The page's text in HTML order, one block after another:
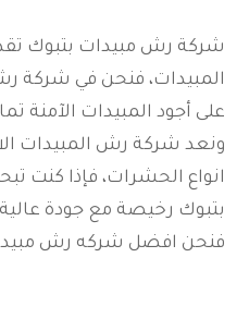
شركة رش مبيدات بتبوك
المبيدات، فنحن في شركة
على أجود المبيدات الآمنة
ونعد شركة رش المبيدات
انواع الحشرات، فإذا كنت
بتبوك رخيصة مع جودة
فنحن افضل شركه رش